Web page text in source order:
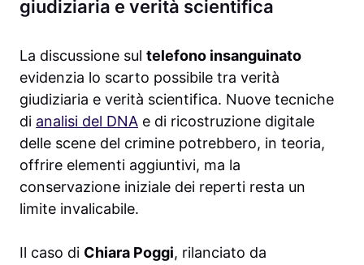
giudiziaria e verità scientifica
La discussione sul telefono insanguinato
evidenzia lo scarto possibile tra verità
giudiziaria e verità scientifica. Nuove tecniche
di analisi del DNA e di ricostruzione digitale
delle scene del crimine potrebbero, in teoria,
offrire elementi aggiuntivi, ma la
conservazione iniziale dei reperti resta un
limite invalicabile.
Il caso di Chiara Poggi, rilanciato da